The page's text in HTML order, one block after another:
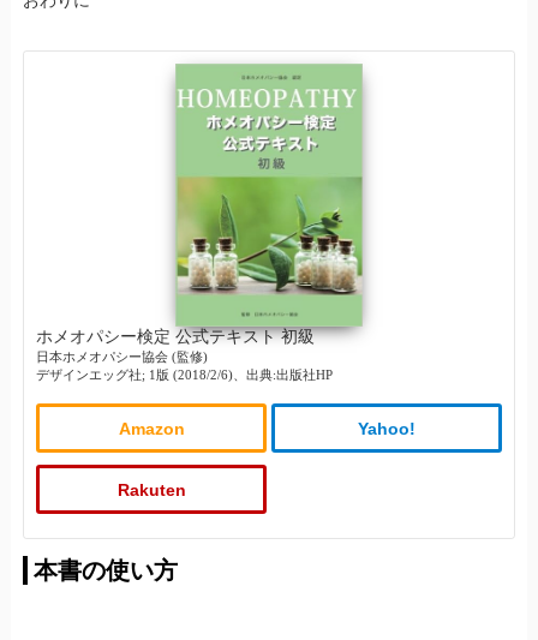
ホメオパシー検定 公式テキスト 初級
日本ホメオパシー協会 (監修)
デザインエッグ社; 1版 (2018/2/6)、出典:出版社HP
Amazon Yahoo!
Rakuten
本書の使い方